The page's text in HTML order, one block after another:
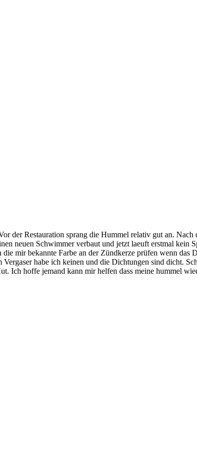
der Restauration sprang die Hummel relativ gut an.
neuen Schwimmer verbaut und jetzt laeuft erstmal kein
mir bekannte Farbe an der Zündkerze prüfen wenn das
habe ich keinen und die Dichtungen sind dicht.
Ich hoffe jemand kann mir helfen dass meine hummel